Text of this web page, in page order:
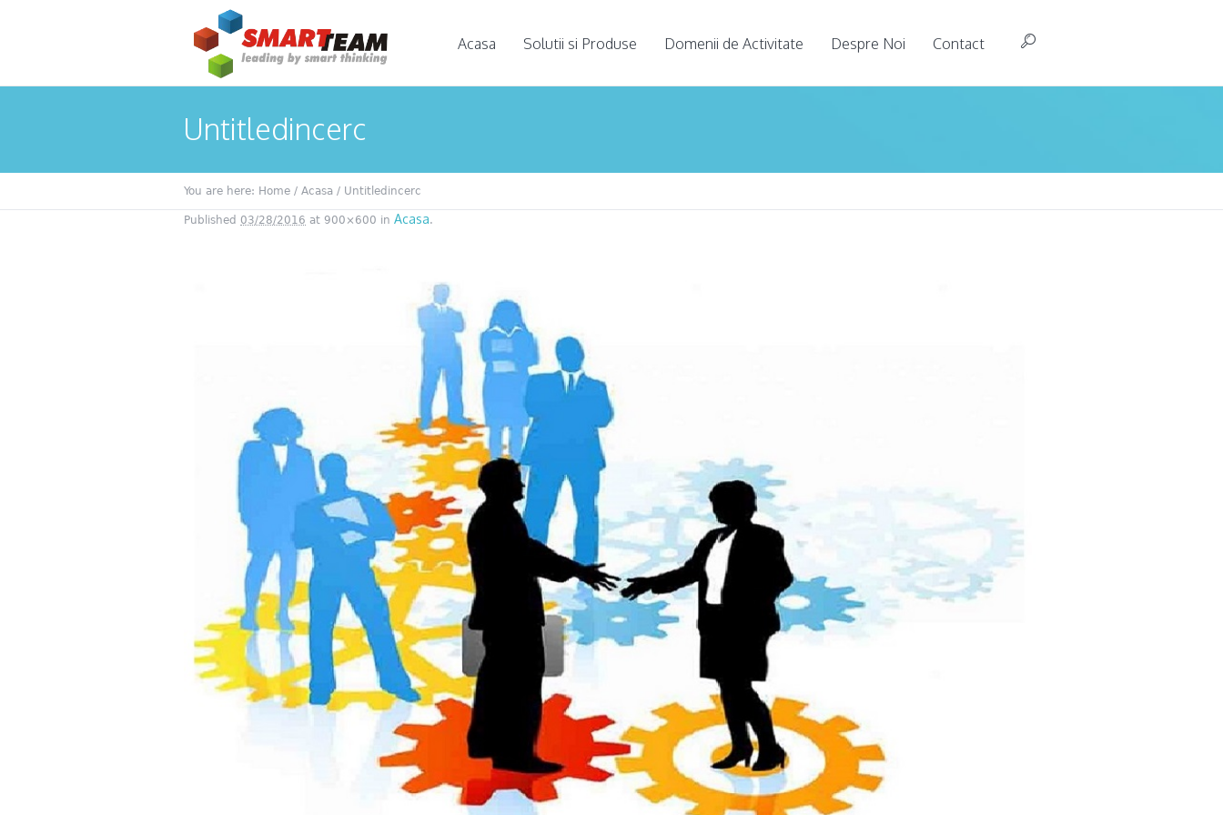
Acasa Solutii si Produse Domenii de Activitate Despre Noi Contact
Untitledincerc
You are here: Home / Acasa / Untitledincerc
Published 03/28/2016 at 900×600 in Acasa.